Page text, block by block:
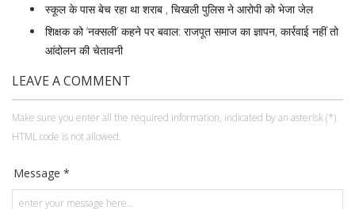
स्कूल के पास बेच रहा था शराब , चिखली पुलिस ने आरोपी को भेजा जेल
शिक्षक को ‘नक्सली’ कहने पर बवाल: राजपूत समाज का ज्ञापन, कार्रवाई नहीं तो
आंदोलन की चेतावनी
LEAVE A COMMENT
Make sure you enter all the required information, indicated by an asterisk (*).
HTML code is not allowed.
Message *